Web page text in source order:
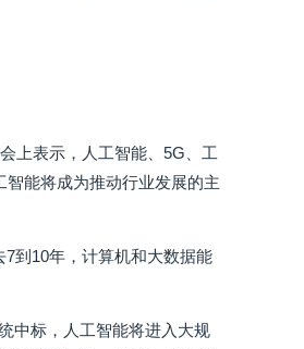
上表示，人工智能、5G、工
能将成为推动行业发展的主
到10年，计算机和大数据能
中标，人工智能将进入大规